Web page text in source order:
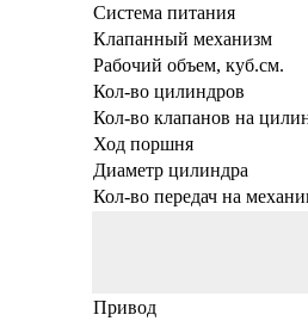
Система питания
Клапанный механизм
Рабочий объем, куб.см.
Кол-во цилиндров
Кол-во клапанов на
Ход поршня
Диаметр цилиндра
Кол-во передач на
Привод